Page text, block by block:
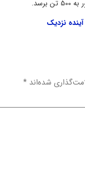
نزدیک
شده‌اند *